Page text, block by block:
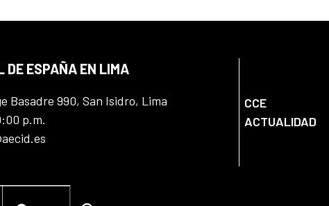
DE ESPAÑA EN LIMA
Basadre 990, San Isidro, Lima
p.m.
CCE
ACTUALIDAD